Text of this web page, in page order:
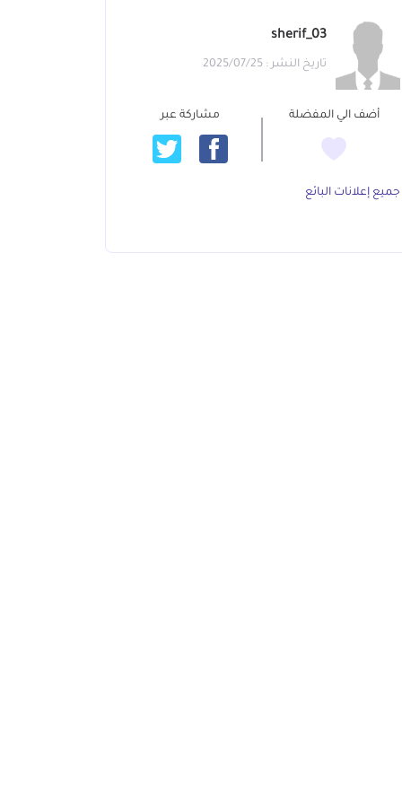
sherif_03
تاريخ النشر : 2025/07/25
أضف الي المفضلة مشاركة عبر
جميع إعلانات البائع